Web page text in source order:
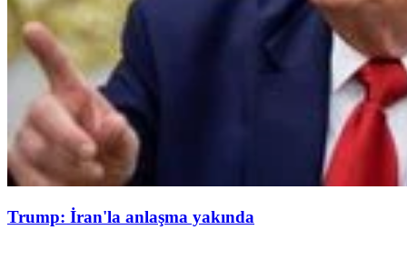
Trump: İran'la anlaşma yakında